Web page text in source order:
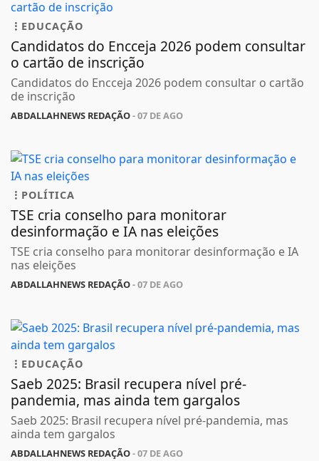
EDUCAÇÃO
Candidatos do Encceja 2026 podem consultar
o cartão de inscrição
Candidatos do Encceja 2026 podem consultar o cartão
de inscrição
ABDALLAHNEWS REDAÇÃO- 07 DE AGO
POLÍTICA
TSE cria conselho para monitorar
desinformação e IA nas eleições
TSE cria conselho para monitorar desinformação e IA
nas eleições
ABDALLAHNEWS REDAÇÃO- 07 DE AGO
EDUCAÇÃO
Saeb 2025: Brasil recupera nível pré-
pandemia, mas ainda tem gargalos
Saeb 2025: Brasil recupera nível pré-pandemia, mas
ainda tem gargalos
ABDALLAHNEWS REDAÇÃO- 07 DE AGO